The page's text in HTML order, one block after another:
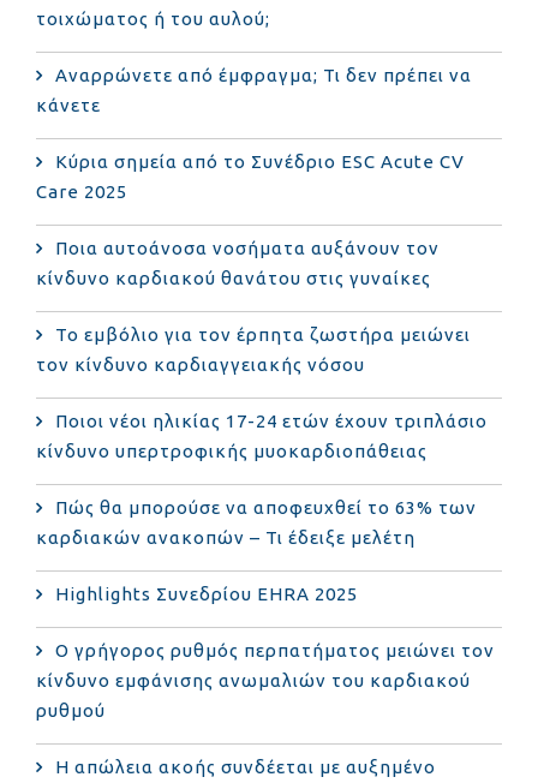
τοιχώματος ή του αυλού;
Αναρρώνετε από έμφραγμα; Τι δεν πρέπει να
κάνετε
Κύρια σημεία από το Συνέδριο ESC Acute CV
Care 2025
Ποια αυτοάνοσα νοσήματα αυξάνουν τον
κίνδυνο καρδιακού θανάτου στις γυναίκες
Το εμβόλιο για τον έρπητα ζωστήρα μειώνει
τον κίνδυνο καρδιαγγειακής νόσου
Ποιοι νέοι ηλικίας 17-24 ετών έχουν τριπλάσιο
κίνδυνο υπερτροφικής μυοκαρδιοπάθειας
Πώς θα μπορούσε να αποφευχθεί το 63% των
καρδιακών ανακοπών – Τι έδειξε μελέτη
Highlights Συνεδρίου EHRA 2025
Ο γρήγορος ρυθμός περπατήματος μειώνει τον
κίνδυνο εμφάνισης ανωμαλιών του καρδιακού
ρυθμού
Η απώλεια ακοής συνδέεται με αυξημένο